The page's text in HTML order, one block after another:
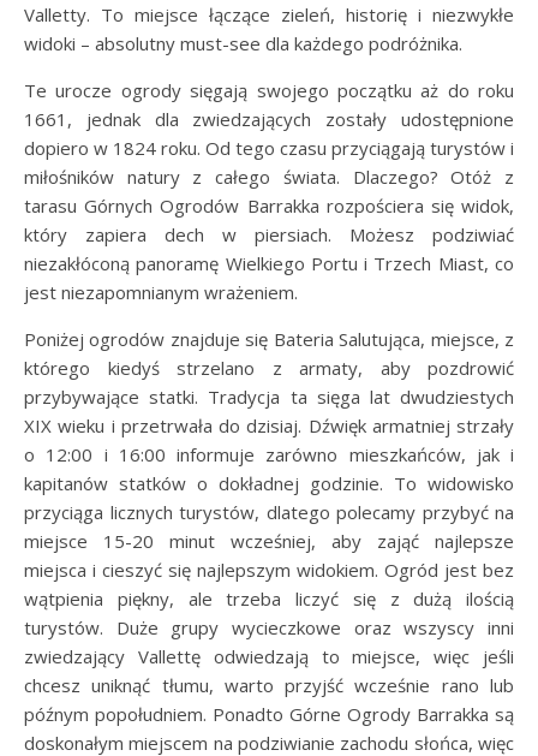
Valletty. To miejsce łączące zieleń, historię i niezwykłe
widoki – absolutny must-see dla każdego podróżnika.
Te urocze ogrody sięgają swojego początku aż do roku
1661, jednak dla zwiedzających zostały udostępnione
dopiero w 1824 roku. Od tego czasu przyciągają turystów i
miłośników natury z całego świata. Dlaczego? Otóż z
tarasu Górnych Ogrodów Barrakka rozpościera się widok,
który zapiera dech w piersiach. Możesz podziwiać
niezakłóconą panoramę Wielkiego Portu i Trzech Miast, co
jest niezapomnianym wrażeniem.
Poniżej ogrodów znajduje się Bateria Salutująca, miejsce, z
którego kiedyś strzelano z armaty, aby pozdrowić
przybywające statki. Tradycja ta sięga lat dwudziestych
XIX wieku i przetrwała do dzisiaj. Dźwięk armatniej strzały
o 12:00 i 16:00 informuje zarówno mieszkańców, jak i
kapitanów statków o dokładnej godzinie. To widowisko
przyciąga licznych turystów, dlatego polecamy przybyć na
miejsce 15-20 minut wcześniej, aby zająć najlepsze
miejsca i cieszyć się najlepszym widokiem. Ogród jest bez
wątpienia piękny, ale trzeba liczyć się z dużą ilością
turystów. Duże grupy wycieczkowe oraz wszyscy inni
zwiedzający Vallettę odwiedzają to miejsce, więc jeśli
chcesz uniknąć tłumu, warto przyjść wcześnie rano lub
późnym popołudniem. Ponadto Górne Ogrody Barrakka są
doskonałym miejscem na podziwianie zachodu słońca, więc